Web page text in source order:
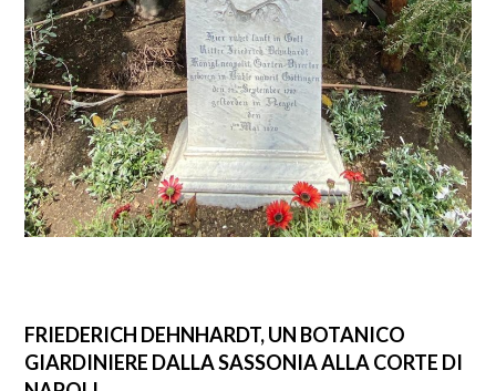
FRIEDERICH DEHNHARDT, UN BOTANICO
GIARDINIERE DALLA SASSONIA ALLA CORTE DI